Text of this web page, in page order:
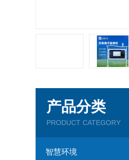
产品分类
PRODUCT CATEGORY
智慧环境